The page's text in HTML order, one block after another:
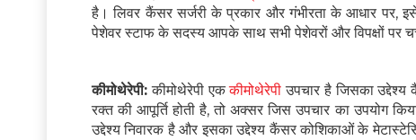
है। लिवर कैंसर सर्जरी के प्रकार और गंभीरता के आधार पर,
पेशेवर स्टाफ के सदस्य आपके साथ सभी पेशेवरों और विपक्षों पर
कीमोथेरेपी: कीमोथेरेपी एककीमोथेरेपी उपचार है जिसका
रक्त की आपूर्ति होती है, तो अक्सर जिस उपचार का उपयोग
उद्देश्य निवारक है और इसका उद्देश्य कैंसर कोशिकाओं के